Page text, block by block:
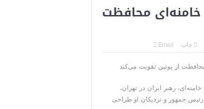
را می‌گیرد
است
نیامده است
پاسداران
هرمز خبر داد
محافظت
چاپ Email
از پوتین تقویت می‌کند
رهبر ایران در تهران،
جمهور و نزدیکان او طراحی